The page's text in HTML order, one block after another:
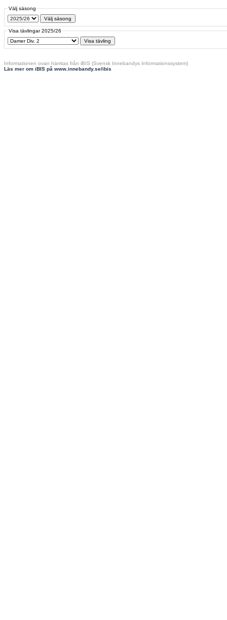
Välj säsong
Visa tävlingar 2025/26
Informationen ovan hämtas från iBIS (Svensk Innebandys Informationssystem)
Läs mer om iBIS på www.innebandy.se/ibis